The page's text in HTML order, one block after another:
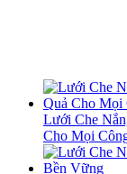
Lưới Che
Cho Mọi